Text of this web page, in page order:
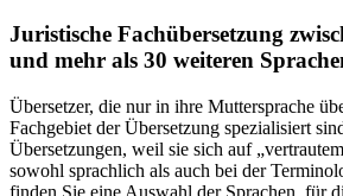
Juristische Fachübersetzung
und mehr als 30 weiteren
Übersetzer, die nur in ihre Muttersprache
Fachgebiet der Übersetzung spezialisiert
Übersetzungen, weil sie sich auf
sowohl sprachlich als auch bei der